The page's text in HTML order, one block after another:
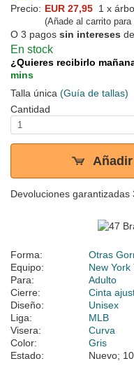
Precio: EUR 27,95 1 x
(Añade al carrito
O 3 pagos sin intereses de
En stock
¿Quieres recibirlo
mins
Talla única (Guía de tallas)
Cantidad
Devoluciones garantizadas
Forma:
Otras
Equipo:
New York
Para:
Adulto
Cierre:
Cinta
Diseño:
Unisex
Liga:
MLB
Visera:
Curva
Color:
Gris
Estado:
Nuevo;